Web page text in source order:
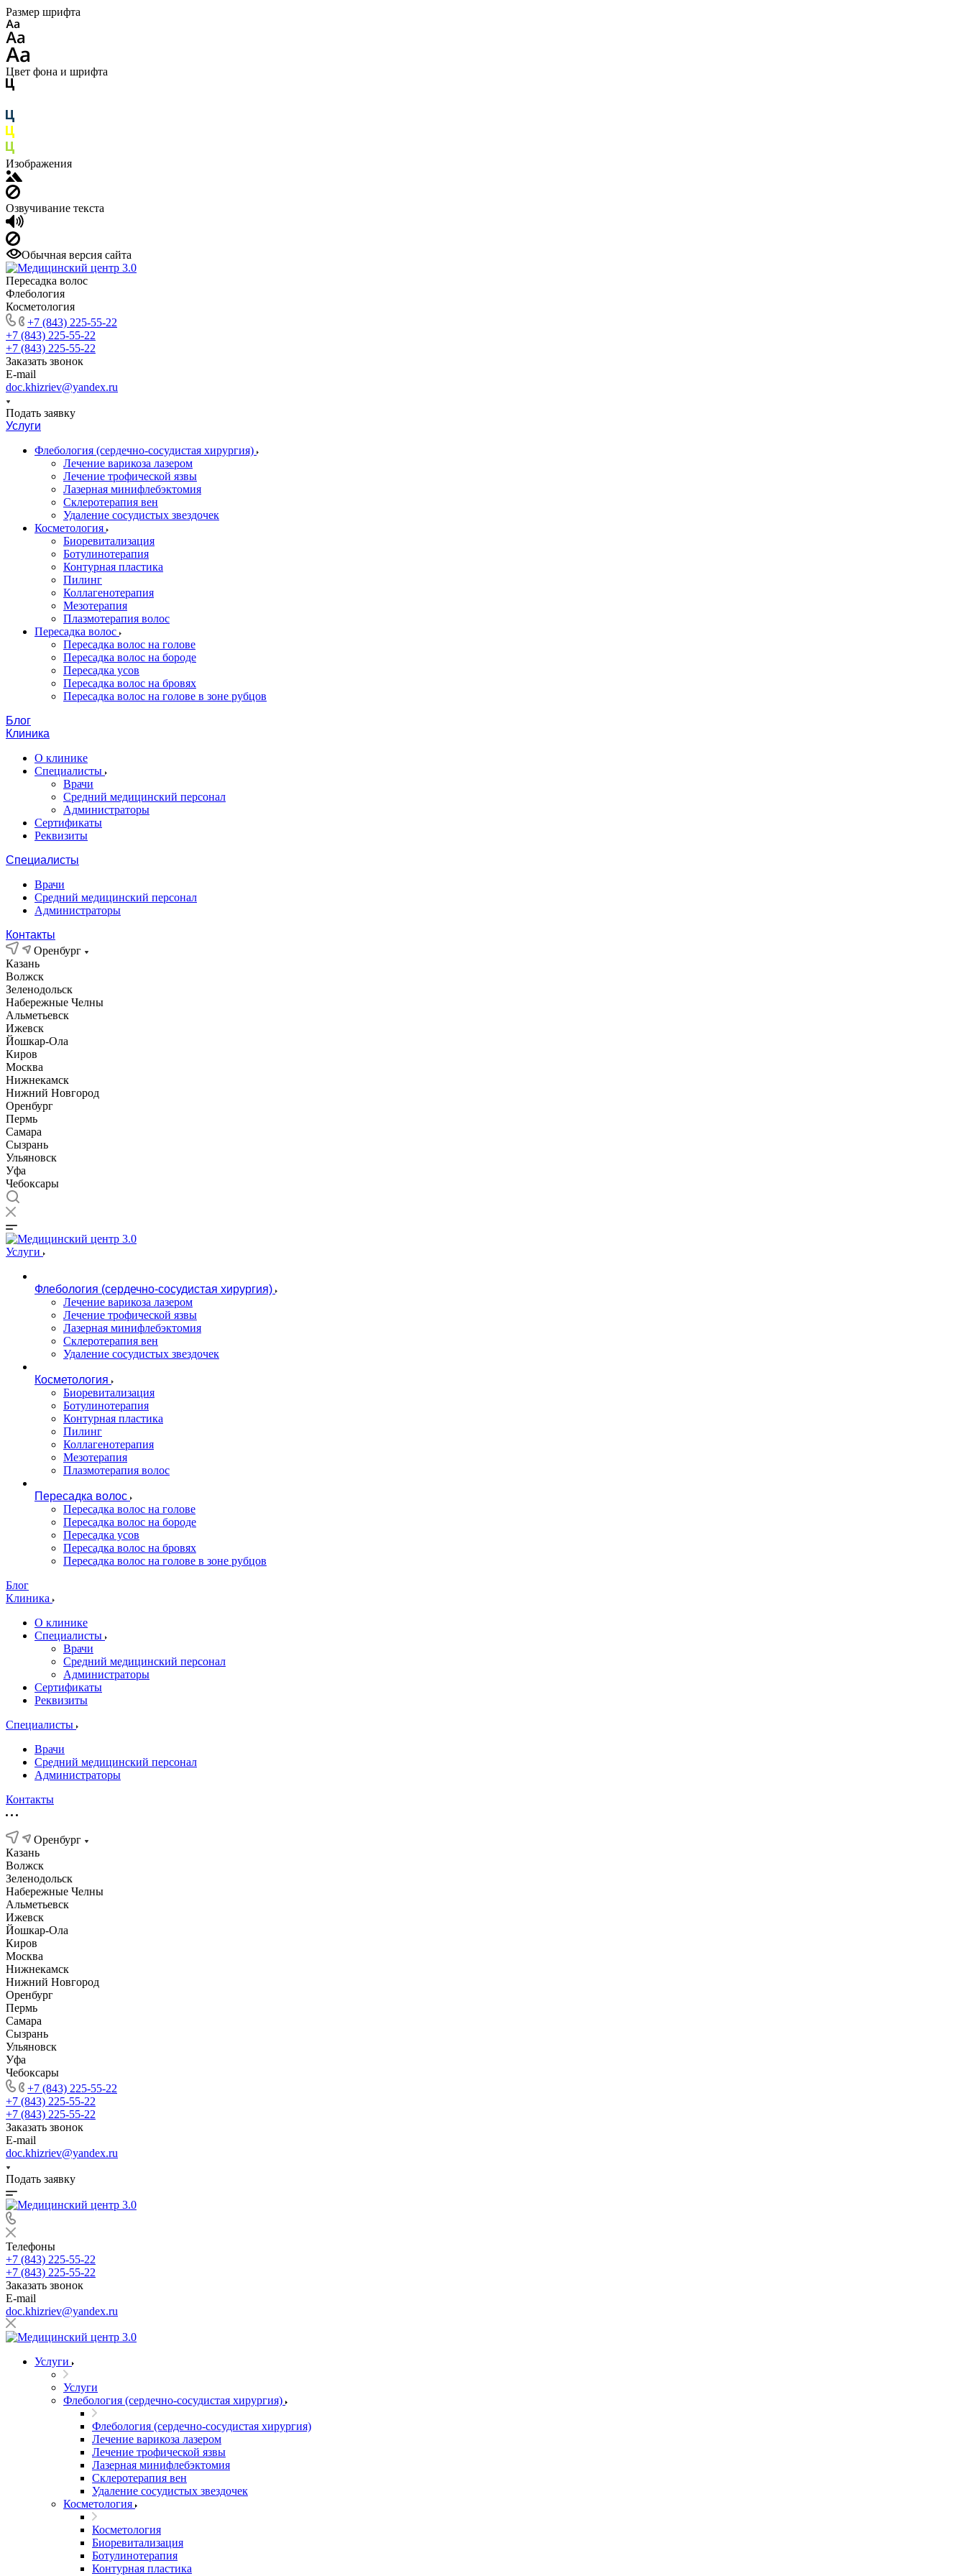
Размер шрифта
Цвет фона и шрифта
Изображения
Озвучивание текста
Обычная версия сайта
Пересадка волос
Флебология
Косметология
+7 (843) 225-55-22
+7 (843) 225-55-22
+7 (843) 225-55-22
Заказать звонок
E-mail
doc.khizriev@yandex.ru
Подать заявку
Услуги
Флебология (сердечно-сосудистая хирургия)
Лечение варикоза лазером
Лечение трофической язвы
Лазерная минифлебэктомия
Cклеротерапия вен
Удаление сосудистых звездочек
Косметология
Биоревитализация
Ботулинотерапия
Контурная пластика
Пилинг
Коллагенотерапия
Мезотерапия
Плазмотерапия волос
Пересадка волос
Пересадка волос на голове
Пересадка волос на бороде
Пересадка усов
Пересадка волос на бровях
Пересадка волос на голове в зоне рубцов
Блог
Клиника
О клинике
Специалисты
Врачи
Средний медицинский персонал
Администраторы
Сертификаты
Реквизиты
Специалисты
Врачи
Средний медицинский персонал
Администраторы
Контакты
Оренбург
Казань
Волжск
Зеленодольск
Набережные Челны
Альметьевск
Ижевск
Йошкар-Ола
Киров
Москва
Нижнекамск
Нижний Новгород
Оренбург
Пермь
Самара
Сызрань
Ульяновск
Уфа
Чебоксары
Услуги
Флебология (сердечно-сосудистая хирургия)
Лечение варикоза лазером
Лечение трофической язвы
Лазерная минифлебэктомия
Cклеротерапия вен
Удаление сосудистых звездочек
Косметология
Биоревитализация
Ботулинотерапия
Контурная пластика
Пилинг
Коллагенотерапия
Мезотерапия
Плазмотерапия волос
Пересадка волос
Пересадка волос на голове
Пересадка волос на бороде
Пересадка усов
Пересадка волос на бровях
Пересадка волос на голове в зоне рубцов
Блог
Клиника
О клинике
Специалисты
Врачи
Средний медицинский персонал
Администраторы
Сертификаты
Реквизиты
Специалисты
Врачи
Средний медицинский персонал
Администраторы
Контакты
Оренбург
Казань
Волжск
Зеленодольск
Набережные Челны
Альметьевск
Ижевск
Йошкар-Ола
Киров
Москва
Нижнекамск
Нижний Новгород
Оренбург
Пермь
Самара
Сызрань
Ульяновск
Уфа
Чебоксары
+7 (843) 225-55-22
+7 (843) 225-55-22
+7 (843) 225-55-22
Заказать звонок
E-mail
doc.khizriev@yandex.ru
Подать заявку
Телефоны
+7 (843) 225-55-22
+7 (843) 225-55-22
Заказать звонок
E-mail
doc.khizriev@yandex.ru
Услуги
Услуги
Флебология (сердечно-сосудистая хирургия)
Флебология (сердечно-сосудистая хирургия)
Лечение варикоза лазером
Лечение трофической язвы
Лазерная минифлебэктомия
Cклеротерапия вен
Удаление сосудистых звездочек
Косметология
Косметология
Биоревитализация
Ботулинотерапия
Контурная пластика